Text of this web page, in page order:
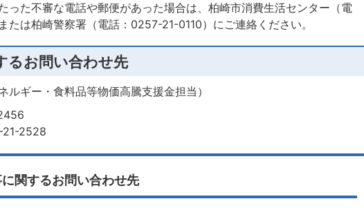
った不審な電話や郵便があった場合は、柏崎市消費生活センター（電
は柏崎警察署（電話：0257-21-0110）にご連絡ください。
るお問い合わせ先
ルギー・食料品等物価高騰支援金担当）
21-2528
関するお問い合わせ先